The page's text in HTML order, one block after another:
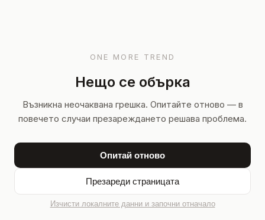
ONE MORE TREND
Нещо се обърка
Възникна неочаквана грешка. Опитайте отново — в
повечето случаи презареждането решава проблема.
Опитай отново
Презареди страницата
Изчисти локалните данни и започни отначало